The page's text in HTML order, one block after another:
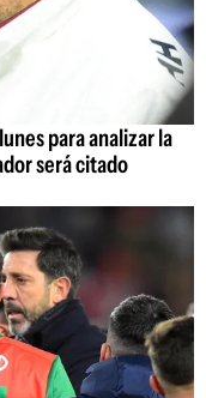
para analizar la
será citado